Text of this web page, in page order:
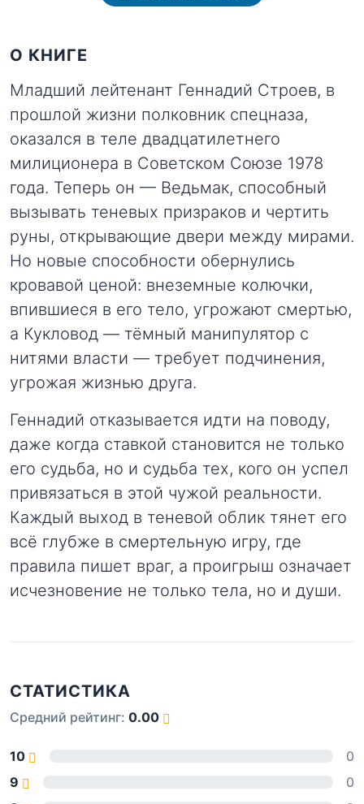
О КНИГЕ
Младший лейтенант Геннадий Строев, в
прошлой жизни полковник спецназа,
оказался в теле двадцатилетнего
милиционера в Советском Союзе 1978
года. Теперь он — Ведьмак, способный
вызывать теневых призраков и чертить
руны, открывающие двери между мирами.
Но новые способности обернулись
кровавой ценой: внеземные колючки,
впившиеся в его тело, угрожают смертью,
а Кукловод — тёмный манипулятор с
нитями власти — требует подчинения,
угрожая жизнью друга.
Геннадий отказывается идти на поводу,
даже когда ставкой становится не только
его судьба, но и судьба тех, кого он успел
привязаться в этой чужой реальности.
Каждый выход в теневой облик тянет его
всё глубже в смертельную игру, где
правила пишет враг, а проигрыш означает
исчезновение не только тела, но и души.
СТАТИСТИКА
Средний рейтинг: 0.00
10
0
9
0